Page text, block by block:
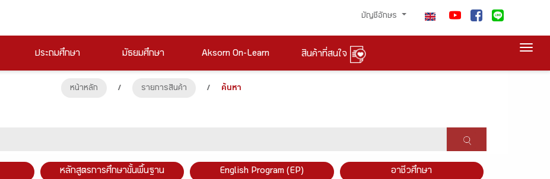
บัญชีอักษร
ประถมศึกษา มัธยมศึกษา Aksorn On-Learn สินค้าที่สนใจ
หน้าหลัก / รายการสินค้า / ค้นหา
หลักสูตรการศึกษาขั้นพื้นฐาน English Program (EP) อาชีวศึกษา